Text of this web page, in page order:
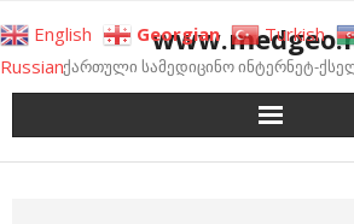
to
contentქართული სამედიცინო ინტერნეტ-
English Georgian Turkish
Russian